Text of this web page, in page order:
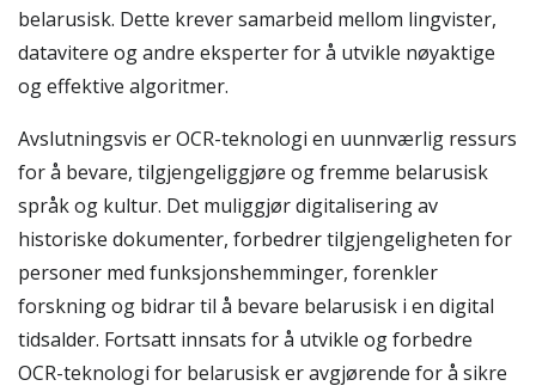
belarusisk. Dette krever samarbeid mellom lingvister,
datavitere og andre eksperter for å utvikle nøyaktige
og effektive algoritmer.
Avslutningsvis er OCR-teknologi en uunnværlig ressurs
for å bevare, tilgjengeliggjøre og fremme belarusisk
språk og kultur. Det muliggjør digitalisering av
historiske dokumenter, forbedrer tilgjengeligheten for
personer med funksjonshemminger, forenkler
forskning og bidrar til å bevare belarusisk i en digital
tidsalder. Fortsatt innsats for å utvikle og forbedre
OCR-teknologi for belarusisk er avgjørende for å sikre